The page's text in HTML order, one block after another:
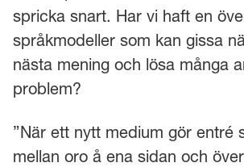
spricka snart. Har vi haft en
språkmodeller som kan gissa
nästa mening och lösa många
problem?
”När ett nytt medium gör entré
mellan oro å ena sidan och